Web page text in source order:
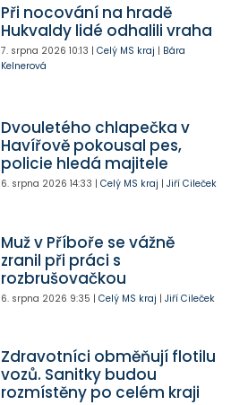
Při nocování na hradě
Hukvaldy lidé odhalili vraha
7. srpna 2026 10:13 | Celý MS kraj | Bára
Kelnerová
Dvouletého chlapečka v
Havířově pokousal pes,
policie hledá majitele
6. srpna 2026 14:33 | Celý MS kraj | Jiří Cileček
Muž v Příboře se vážně
zranil při práci s
rozbrušovačkou
6. srpna 2026 9:35 | Celý MS kraj | Jiří Cileček
Zdravotníci obměňují flotilu
vozů. Sanitky budou
rozmístěny po celém kraji